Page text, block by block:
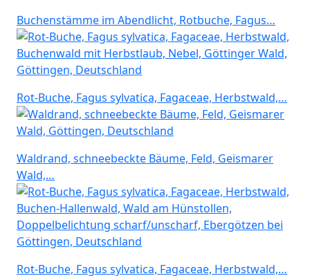
Buchenstämme im Abendlicht, Rotbuche, Fagus…
Rot-Buche, Fagus sylvatica, Fagaceae, Herbstwald,…
Waldrand, schneebeckte Bäume, Feld, Geismarer
Wald,…
Rot-Buche, Fagus sylvatica, Fagaceae, Herbstwald,…